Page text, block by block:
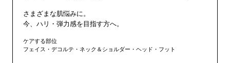
さまざまな肌悩みに。
今、ハリ・弾力感を目指す方へ。
ケアする部位
フェイス・デコルテ・ネック＆ショルダー・ヘッド・フット